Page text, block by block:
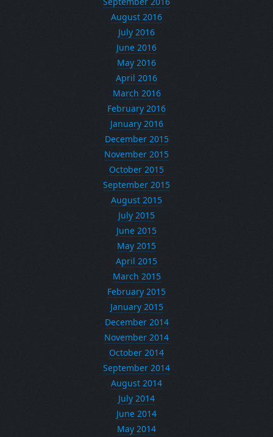
August 2016
July 2016
June 2016
May 2016
April 2016
March 2016
February 2016
January 2016
December 2015
November 2015
October 2015
September 2015
August 2015
July 2015
June 2015
May 2015
April 2015
March 2015
February 2015
January 2015
December 2014
November 2014
October 2014
September 2014
August 2014
July 2014
June 2014
May 2014